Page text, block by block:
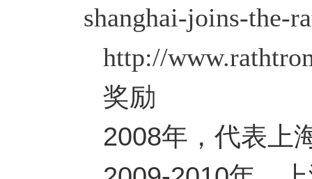
shanghai-joins-the-
http://
奖励
2008年，代表上